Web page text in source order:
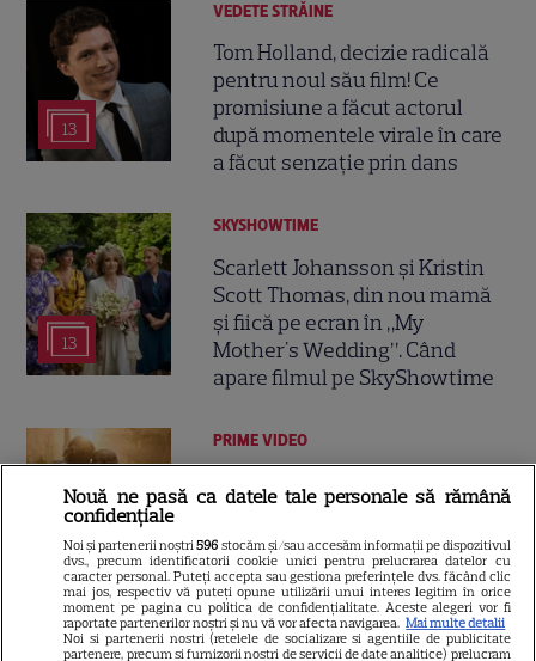
13
VEDETE STRĂINE
Tom Holland, decizie radicală
pentru noul său film! Ce
promisiune a făcut actorul
după momentele virale în care
a făcut senzație prin dans
13
SKYSHOWTIME
Scarlett Johansson și Kristin
Scott Thomas, din nou mamă
și fiică pe ecran în „My
Mother's Wedding”. Când
apare filmul pe SkyShowtime
9
PRIME VIDEO
din „Stranger Things”, intră în
universul „Stăpânul Inelelor”.
Ce rol legendar va interpreta în
sezonul 3
NETFLIX
Nouă ne pasă ca datele tale personale să rămână
confidențiale
Noi și partenerii noștri596 stocăm și/sau accesăm informații pe dispozitivul
dvs., precum identificatorii cookie unici pentru prelucrarea datelor cu
caracter personal. Puteți accepta sau gestiona preferințele dvs. făcând clic
mai jos, respectiv vă puteți opune utilizării unui interes legitim în orice
moment pe pagina cu politica de confidențialitate. Aceste alegeri vor fi
raportate partenerilor noștri și nu vă vor afecta navigarea. Mai multe detalii
Noi si partenerii nostri (retelele de socializare si agentiile de publicitate
partenere, precum si furnizorii nostri de servicii de date analitice) prelucram